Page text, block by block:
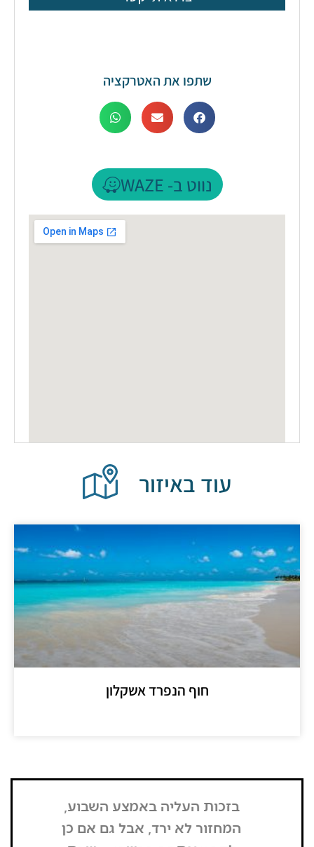
שתפו את האטרקציה
נווט ב- WAZE
עוד באיזור
חוף הנפרד אשקלון
בזכות העליה באמצע השבוע,
המחזור לא ירד, אבל גם אם כן